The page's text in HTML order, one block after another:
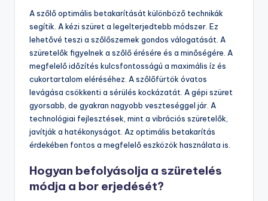
A szőlő optimális betakarítását különböző technikák
segítik. A kézi szüret a legelterjedtebb módszer. Ez
lehetővé teszi a szőlőszemek gondos válogatását. A
szüretelők figyelnek a szőlő érésére és a minőségére. A
megfelelő időzítés kulcsfontosságú a maximális íz és
cukortartalom eléréséhez. A szőlőfürtök óvatos
levágása csökkenti a sérülés kockázatát. A gépi szüret
gyorsabb, de gyakran nagyobb veszteséggel jár. A
technológiai fejlesztések, mint a vibrációs szüretelők,
javítják a hatékonyságot. Az optimális betakarítás
érdekében fontos a megfelelő eszközök használata is.
Hogyan befolyásolja a szüretelés
módja a bor erjedését?